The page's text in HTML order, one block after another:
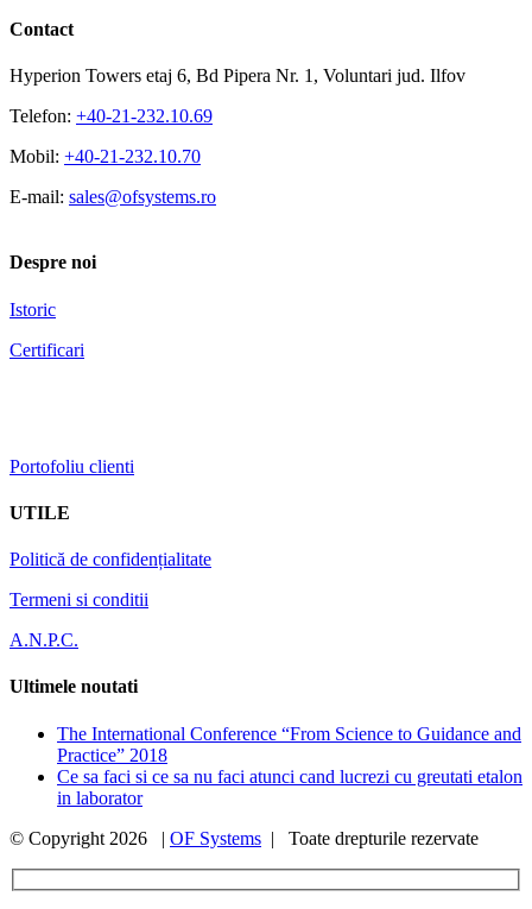
Contact
Hyperion Towers etaj 6, Bd Pipera Nr. 1, Voluntari jud. Ilfov
Telefon: +40-21-232.10.69
Mobil: +40-21-232.10.70
E-mail: sales@ofsystems.ro
Despre noi
Istoric
Certificari
Portofoliu clienti
UTILE
Politică de confidențialitate
Termeni si conditii
A.N.P.C.
Ultimele noutati
The International Conference “From Science to Guidance and
Practice” 2018
Ce sa faci si ce sa nu faci atunci cand lucrezi cu greutati etalon
in laborator
© Copyright 2026 | OF Systems | Toate drepturile rezervate